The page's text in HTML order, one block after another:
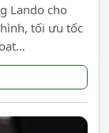
Lando cho
tối ưu tốc